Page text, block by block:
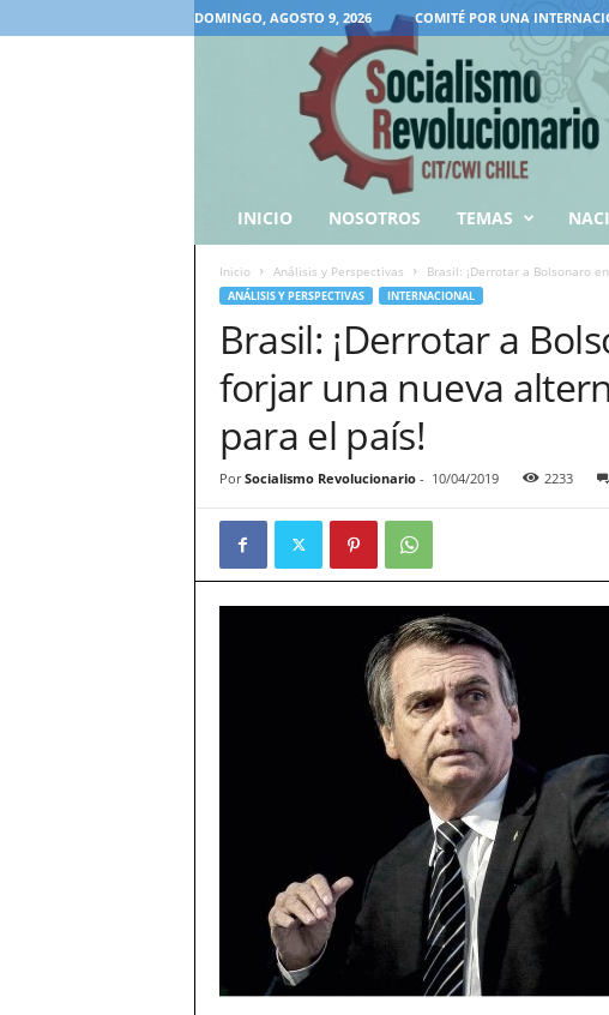
DOMINGO, AGOSTO 9, 2026 COMITÉ POR UNA
INICIO NOSOTROS TEMAS
Inicio Análisis y Perspectivas Brasil: ¡Derrotar a Bolsonaro
ANÁLISIS Y PERSPECTIVAS INTERNACIONAL
Brasil: ¡Derrotar a
forjar una nueva
para el país!
Por Socialismo Revolucionario- 10/04/2019 2233